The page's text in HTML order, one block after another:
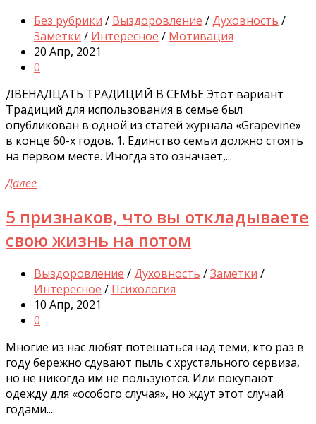
Без рубрики / Выздоровление /Духовность /
Заметки / Интересное / Мотивация
20 Апр, 2021
0
ДВЕНАДЦАТЬ ТРАДИЦИЙ В СЕМЬЕ Этот вариант
Традиций для использования в семье был
опубликован в одной из статей журнала «Grapevine»
в конце 60-х годов. 1. Единство семьи должно стоять
на первом месте. Иногда это означает,...
Далее
5 признаков, что вы откладываете
свою жизнь на потом
Выздоровление /Духовность /Заметки /
Интересное / Психология
10 Апр, 2021
0
Многие из нас любят потешаться над теми, кто раз в
году бережно сдувают пыль с хрустального сервиза,
но не никогда им не пользуются. Или покупают
одежду для «особого случая», но ждут этот случай
годами....